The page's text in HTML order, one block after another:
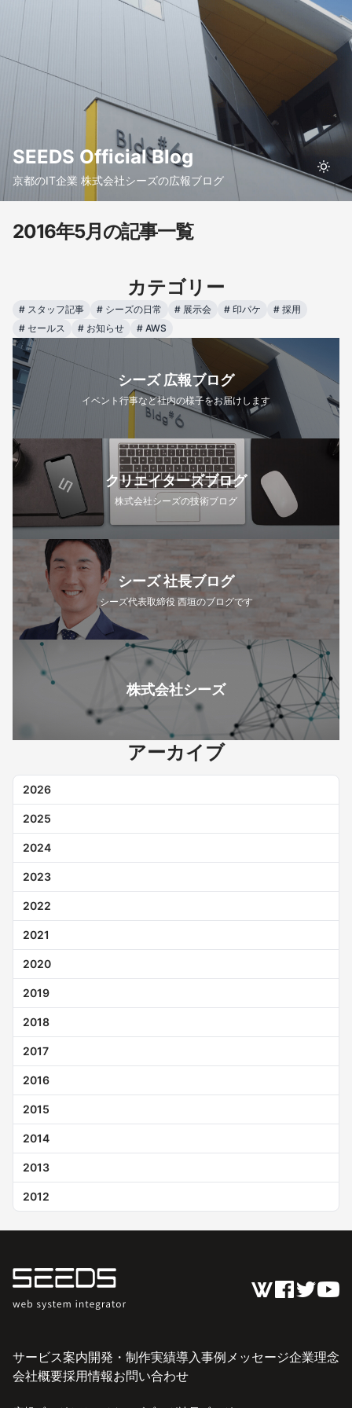
SEEDS Official Blog
京都のIT企業 株式会社シーズの広報ブログ
2016年5月の記事一覧
カテゴリー
# スタッフ記事 # シーズの日常 # 展示会 # 印パケ # 採用
# セールス # お知らせ # AWS
シーズ 広報ブログ
イベント行事など社内の様子をお届けします
クリエイターズブログ
株式会社シーズの技術ブログ
シーズ 社長ブログ
シーズ代表取締役 西垣のブログです
株式会社シーズ
アーカイブ
2026
2025
2024
2023
2022
2021
2020
2019
2018
2017
2016
2015
2014
2013
2012
サービス案内開発・制作実績導入事例メッセージ企業理念
会社概要採用情報お問い合わせ